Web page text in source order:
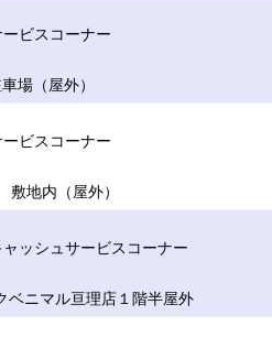
ビスコーナー
場（屋外）
ビスコーナー
地内（屋外）
ャッシュサービスコーナー
ニマル亘理店１階半屋外